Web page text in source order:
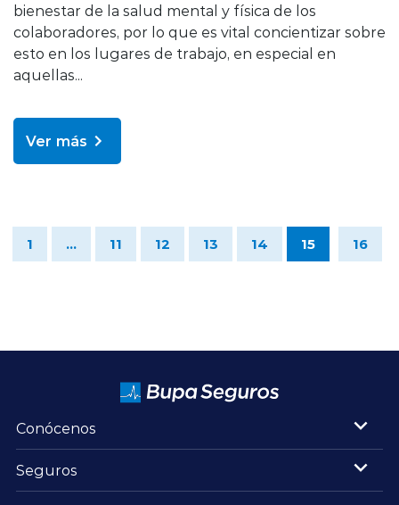
bienestar de la salud mental y física de los
colaboradores, por lo que es vital concientizar sobre
esto en los lugares de trabajo, en especial en
aquellas...
Ver más
1 ... 11 12 13 14 15 16
Conócenos
Seguros